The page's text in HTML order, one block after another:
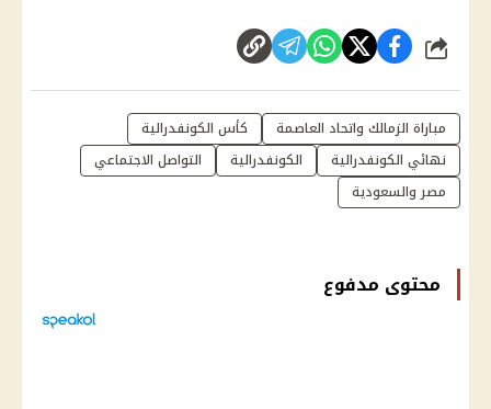
شارك
مباراة الزمالك واتحاد العاصمة
كأس الكونفدرالية
نهائي الكونفدرالية
الكونفدرالية
التواصل الاجتماعي
مصر والسعودية
محتوى مدفوع